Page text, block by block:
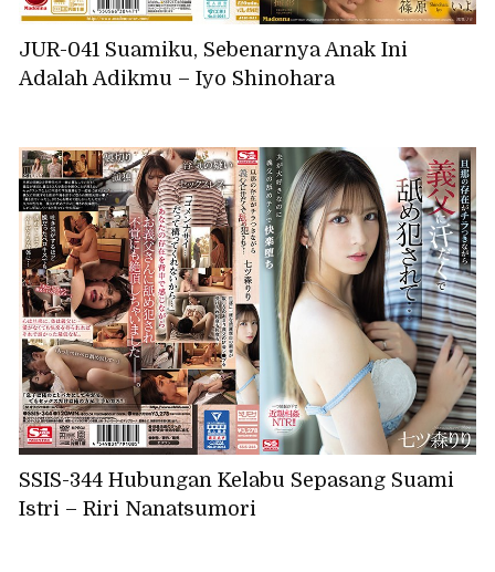
JUR-041 Suamiku, Sebenarnya Anak Ini
Adalah Adikmu – Iyo Shinohara
SSIS-344 Hubungan Kelabu Sepasang Suami
Istri – Riri Nanatsumori